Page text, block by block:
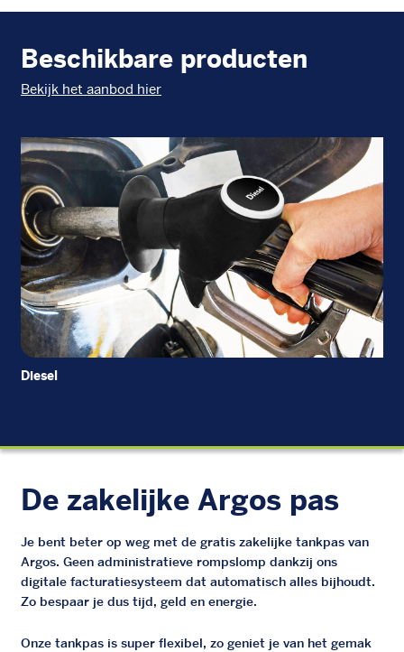
Beschikbare producten
Bekijk het aanbod hier
Diesel
De zakelijke Argos pas
Je bent beter op weg met de gratis zakelijke tankpas van
Argos. Geen administratieve rompslomp dankzij ons
digitale facturatiesysteem dat automatisch alles bijhoudt.
Zo bespaar je dus tijd, geld en energie.
Onze tankpas is super flexibel, zo geniet je van het gemak